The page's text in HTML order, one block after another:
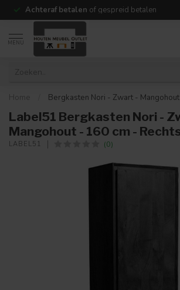
Achteraf betalen of gespreid betalen
MENU
Home Bergkasten Nori - Zwart -
Label51 Bergkasten Nori -
Mangohout - 160 cm -
LABEL51 (0)